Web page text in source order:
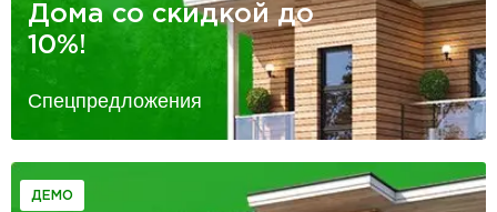
Дома со скидкой до
10%!
Спецпредложения
ДЕМО